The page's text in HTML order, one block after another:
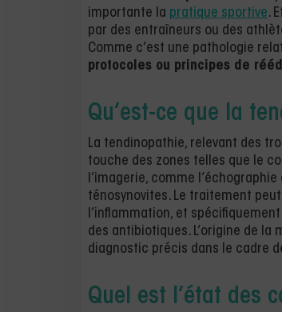
importante la pratique sportive.
par des entraîneurs ou des
Comme c’est une pathologie
protocoles ou principes de
Qu’est-ce que la
La tendinopathie, relevant des
touche des zones telles que le
l’imagerie, comme
ténosynovites. Le traitement
l’inflammation, et
des antibiotiques. L’origine de la
diagnostic précis dans le cadre
Quel est l’état des